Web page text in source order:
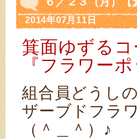
2014年07月11日
箕面ゆずる
『フラワー
組合員どうし
ザーブドフラ
（＾＿＾）♪